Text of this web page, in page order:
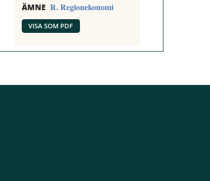
ÄMNE R. Regionekonomi
VISA SOM PDF